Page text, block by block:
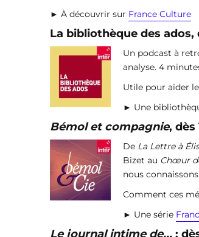
► À découvrir sur France Culture
La bibliothèque des ados,
Un podcast à
analyse. 4
Utile pour aider
► Une
Bémol et compagnie, dès
De La Lettre à
Bizet au Chœur
nous
Comment ces
► Une série
Le journal intime de... :